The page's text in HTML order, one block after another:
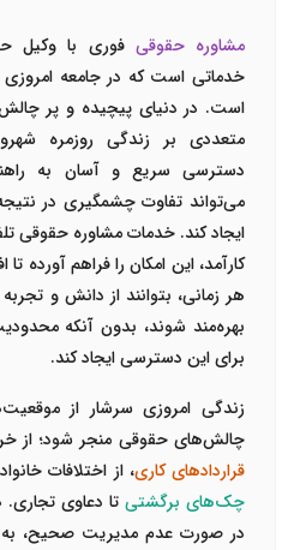
مشاوره حقوقی فوری با وکیل
خدماتی است که در جامعه امروزی
است. در دنیای پیچیده و پر
متعددی بر زندگی روزمره
دسترسی سریع و آسان به
می‌تواند تفاوت چشمگیری در
ایجاد کند. خدمات مشاوره حقوقی
کارآمد، این امکان را فراهم آورده
هر زمانی، بتوانند از دانش و
بهره‌مند شوند، بدون آنکه
برای این دسترسی ایجاد کند.
زندگی امروزی سرشار از
چالش‌های حقوقی منجر شود؛ از
قراردادهای کاری، از اختلافات
چک‌های برگشتی تا دعاوی
در صورت عدم مدیریت صحیح، به